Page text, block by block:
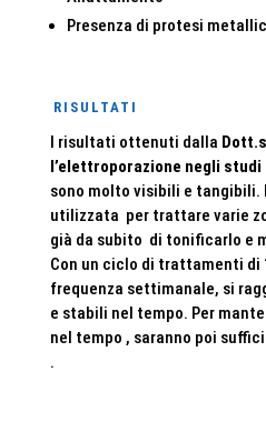
Presenza di protesi
RISULTATI
I risultati ottenuti dalla
l’elettroporazione negli studi
sono molto visibili e tangibili.
utilizzata per trattare varie
già da subito di tonificarlo e
Con un ciclo di trattamenti di
frequenza settimanale, si
e stabili nel tempo. Per
nel tempo , saranno poi
.